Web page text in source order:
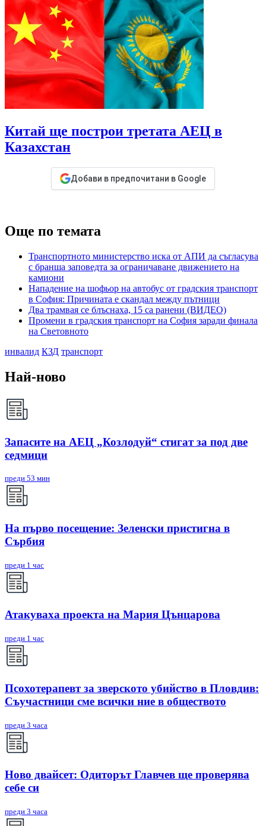
Китай ще построи третата АЕЦ в
Казахстан
Добави в предпочитани в Google
Още по темата
Транспортното министерство иска от АПИ да съгласува
с бранша заповедта за ограничаване движението на
камиони
Нападение на шофьор на автобус от градския транспорт
в София: Причината е скандал между пътници
Два трамвая се блъснаха, 15 са ранени (ВИДЕО)
Промени в градския транспорт на София заради финала
на Световното
инвалид КЗД транспорт
Най-ново
Запасите на АЕЦ „Козлодуй“ стигат за под две
седмици
преди 53 мин
На първо посещение: Зеленски пристигна в
Сърбия
преди 1 час
Атакуваха проекта на Мария Цънцарова
преди 1 час
Псохотерапевт за зверското убийство в Пловдив:
Съучастници сме всички ние в обществото
преди 3 часа
Ново двайсет: Одиторът Главчев ще проверява
себе си
преди 3 часа